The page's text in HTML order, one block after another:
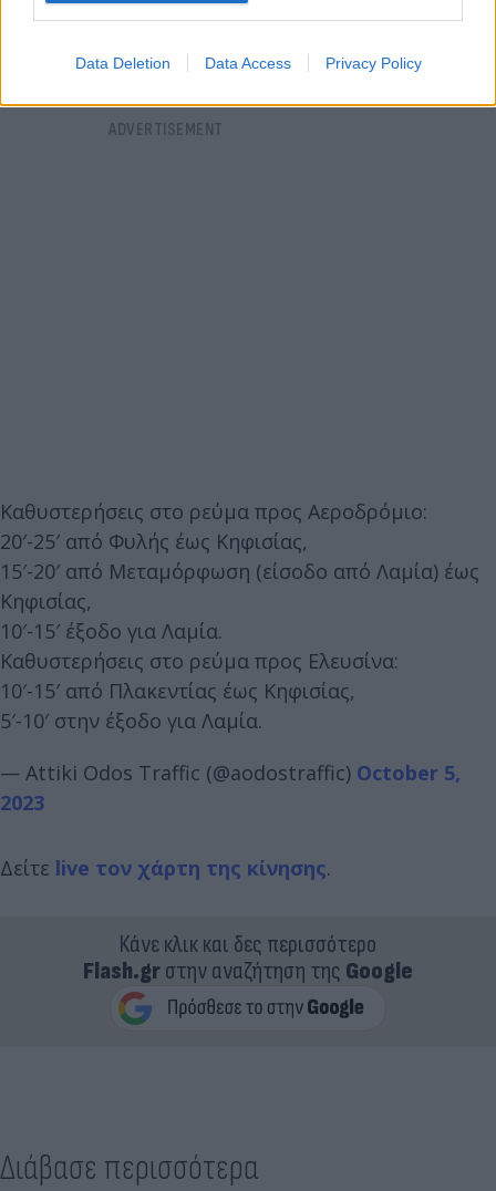
Data Deletion Data Access Privacy Policy
Καθυστερήσεις στο ρεύμα προς Αεροδρόμιο:
20′-25′ από Φυλής έως Κηφισίας,
15′-20′ από Μεταμόρφωση (είσοδο από Λαμία) έως
Κηφισίας,
10′-15′ έξοδο για Λαμία.
Καθυστερήσεις στο ρεύμα προς Ελευσίνα:
10′-15′ από Πλακεντίας έως Κηφισίας,
5′-10′ στην έξοδο για Λαμία.
— Attiki Odos Traffic (@aodostraffic) October 5,
2023
Δείτε live τον χάρτη της κίνησης.
Κάνε κλικ και δες περισσότερο
Flash.grστην αναζήτηση της Google
Διάβασε περισσότερα